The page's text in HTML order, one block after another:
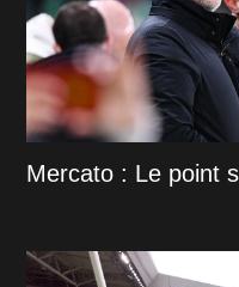
Mercato : Le point